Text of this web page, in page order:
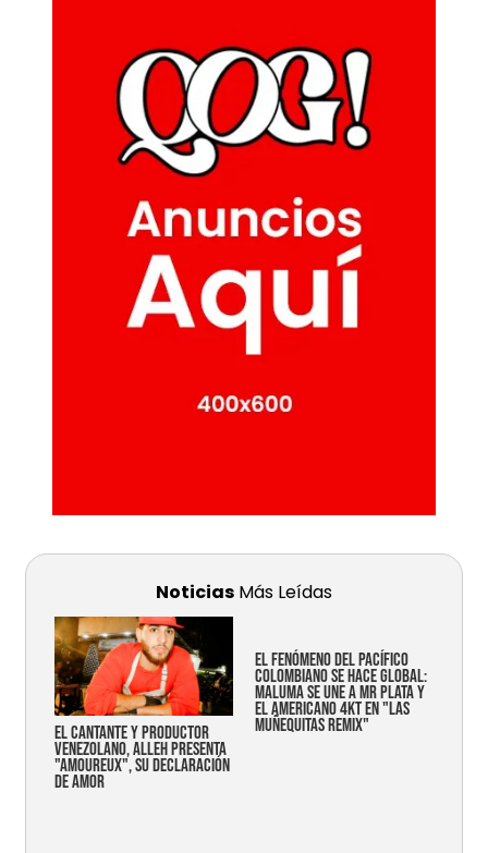
Noticias Más Leídas
EL CANTANTE Y PRODUCTOR
VENEZOLANO, ALLEH PRESENTA
"AMOUREUX", SU DECLARACIÓN
DE AMOR
EL FENÓMENO DEL PACÍFICO
COLOMBIANO SE HACE GLOBAL:
MALUMA SE UNE A MR PLATA Y
EL AMERICANO 4KT EN "LAS
MUÑEQUITAS REMIX"